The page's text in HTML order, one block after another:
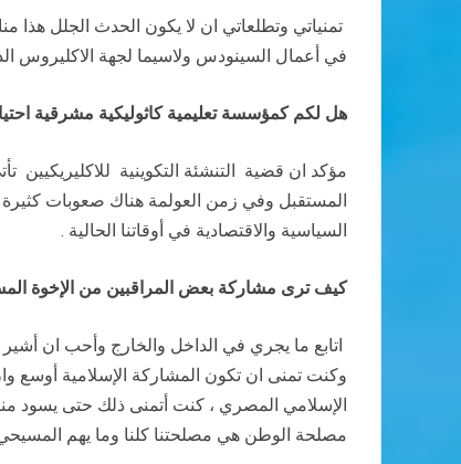
تمنياتي وتطلعاتي ان لا يكون الحدث الجلل هذا
في أعمال السينودس ولاسيما لجهة الاكليروس
هل لكم كمؤسسة تعليمية كاثوليكية مشرقية
مؤكد ان قضية التنشئة التكوينية
المستقبل وفي زمن العولمة هناك صعوبات كثيرة
السياسية والاقتصادية في أوقاتنا الحالية .
كيف ترى مشاركة بعض المراقبين من الإخوة
اتابع ما يجري في الداخل والخارج وأحب ان
وكنت تمنى ان تكون المشاركة الإسلامية أوسع
الإسلامي المصري ، كنت أتمنى ذلك حتى يسود
مصلحة الوطن هي مصلحتنا كلنا وما يهم